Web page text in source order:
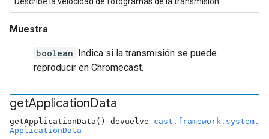
Muestra
boolean Indica si la transmisión se puede
reproducir en Chromecast.
getApplicationData
getApplicationData() devuelve cast.framework.system.
ApplicationData